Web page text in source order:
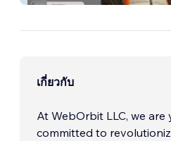
เกี่ยวกับ
At WebOrbit LLC, we
committed to